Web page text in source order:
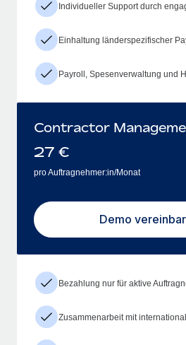
Individueller Support durch
Einhaltung länderspezifischer
Payroll, Spesenverwaltung und
Contractor
27 €
pro Auftragnehmer:in/Monat
Demo
Bezahlung nur für aktive
Zusammenarbeit mit